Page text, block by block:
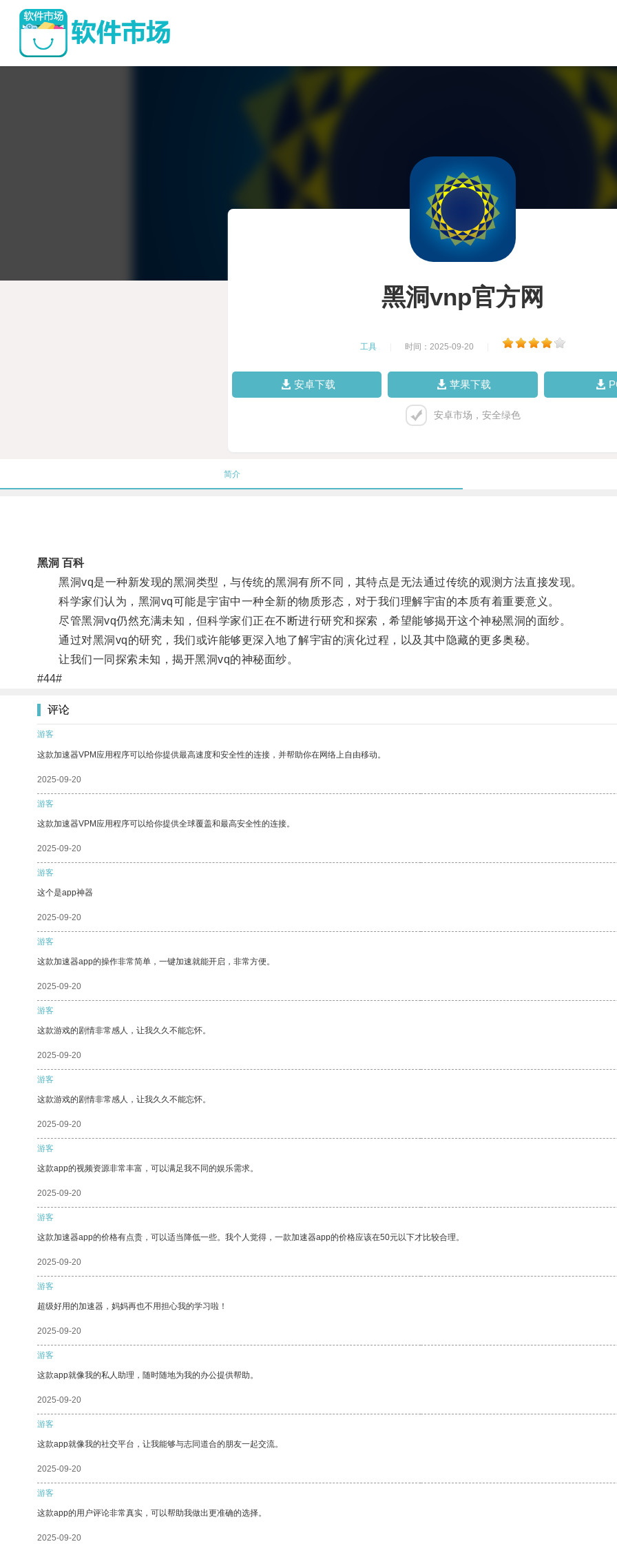
黑洞vnp官方网
工具 时间：2025-09-20
安卓下载 苹果下载
安卓市场，安全绿色
简介
黑洞 百科
黑洞vq是一种新发现的黑洞类型，与传统的黑洞有所不同，其特点是无法通过传统的观测方法直接发现。
科学家们认为，黑洞vq可能是宇宙中一种全新的物质形态，对于我们理解宇宙的本质有着重要意义。
尽管黑洞vq仍然充满未知，但科学家们正在不断进行研究和探索，希望能够揭开这个神秘黑洞的面纱。
通过对黑洞vq的研究，我们或许能够更深入地了解宇宙的演化过程，以及其中隐藏的更多奥秘。
让我们一同探索未知，揭开黑洞vq的神秘面纱。
#44#
评论
游客
这款加速器VPM应用程序可以给你提供最高速度和安全性的连接，并帮助你在网络上自由移动。
2025-09-20
游客
这款加速器VPM应用程序可以给你提供全球覆盖和最高安全性的连接。
2025-09-20
游客
这个是app神器
2025-09-20
游客
这款加速器app的操作非常简单，一键加速就能开启，非常方便。
2025-09-20
游客
这款游戏的剧情非常感人，让我久久不能忘怀。
2025-09-20
游客
这款游戏的剧情非常感人，让我久久不能忘怀。
2025-09-20
游客
这款app的视频资源非常丰富，可以满足我不同的娱乐需求。
2025-09-20
游客
这款加速器app的价格有点贵，可以适当降低一些。我个人觉得，一款加速器app的价格应该在50元以下才比较合理。
2025-09-20
游客
超级好用的加速器，妈妈再也不用担心我的学习啦！
2025-09-20
游客
这款app就像我的私人助理，随时随地为我的办公提供帮助。
2025-09-20
游客
这款app就像我的社交平台，让我能够与志同道合的朋友一起交流。
2025-09-20
游客
这款app的用户评论非常真实，可以帮助我做出更准确的选择。
2025-09-20